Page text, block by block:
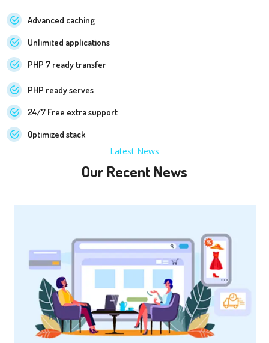
Advanced caching
Unlimited applications
PHP 7 ready transfer
PHP ready serves
24/7 Free extra support
Optimized stack
Latest News
Our Recent News